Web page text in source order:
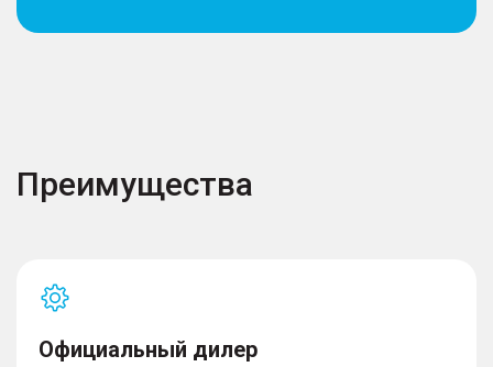
Преимущества
Официальный дилер